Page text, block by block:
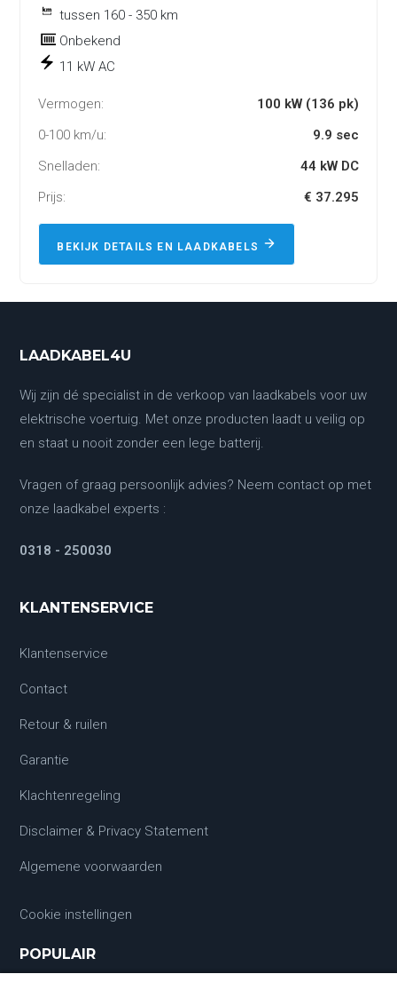
tussen 160 - 350 km
Onbekend
11 kW AC
Vermogen:
100 kW (136 pk)
0-100 km/u:
9.9 sec
Snelladen:
44 kW DC
Prijs:
€ 37.295
BEKIJK DETAILS EN LAADKABELS
LAADKABEL4U
Wij zijn dé specialist in de verkoop van laadkabels voor uw
elektrische voertuig. Met onze producten laadt u veilig op
en staat u nooit zonder een lege batterij.
Vragen of graag persoonlijk advies? Neem contact op met
onze laadkabel experts :
0318 - 250030
KLANTENSERVICE
Klantenservice
Contact
Retour & ruilen
Garantie
Klachtenregeling
Disclaimer & Privacy Statement
Algemene voorwaarden
Cookie instellingen
POPULAIR